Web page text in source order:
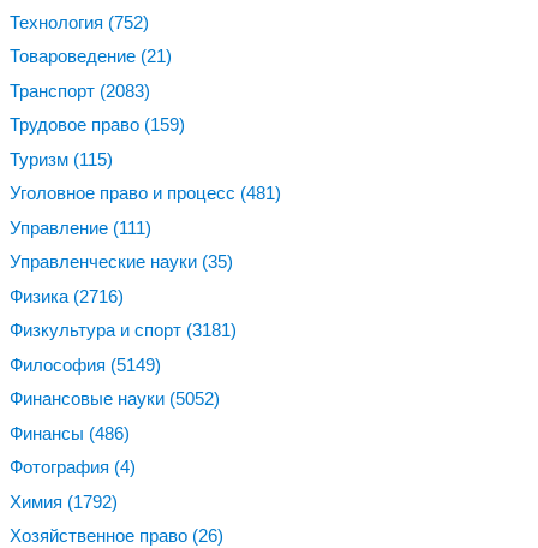
Технология (752)
Товароведение (21)
Транспорт (2083)
Трудовое право (159)
Туризм (115)
Уголовное право и процесс (481)
Управление (111)
Управленческие науки (35)
Физика (2716)
Физкультура и спорт (3181)
Философия (5149)
Финансовые науки (5052)
Финансы (486)
Фотография (4)
Химия (1792)
Хозяйственное право (26)